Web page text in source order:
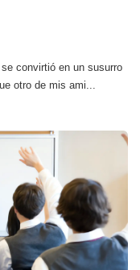
convirtió en un susurro
otro de mis ami...